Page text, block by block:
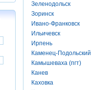
Зеленодольск
Зоринск
Ивано-Франковск
Ильичевск
Ирпень
Каменец-Подольский
Камышеваха (пгт)
Канев
Каховка